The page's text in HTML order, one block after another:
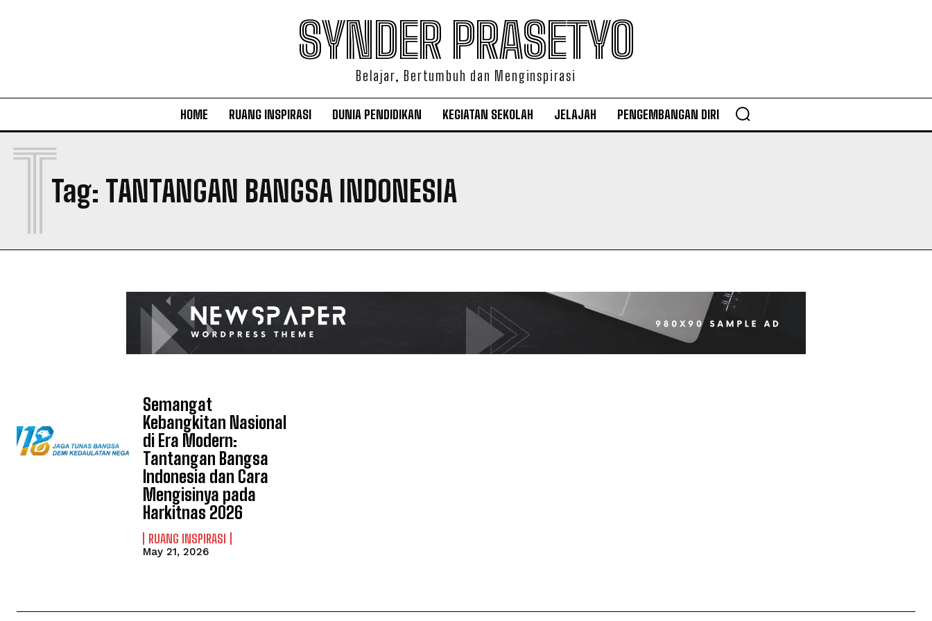
SYNDER PRASETYO
Belajar, Bertumbuh dan Menginspirasi
HOME RUANG INSPIRASI DUNIA PENDIDIKAN KEGIATAN SEKOLAH JELAJAH PENGEMBANGAN DIRI
Tag: TANTANGAN BANGSA INDONESIA
T
Semangat
Kebangkitan Nasional
di Era Modern:
Tantangan Bangsa
Indonesia dan Cara
Mengisinya pada
Harkitnas 2026
RUANG INSPIRASI
May 21, 2026